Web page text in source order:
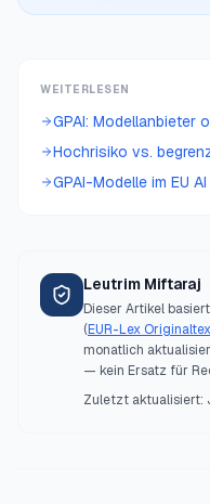
WEITERLESEN
GPAI: Modellanbieter
Hochrisiko vs.
GPAI-Modelle im EU
Leutrim Miftaraj
Dieser Artikel
(EUR-Lex
monatlich
— kein Ersatz für
Zuletzt aktualisiert: